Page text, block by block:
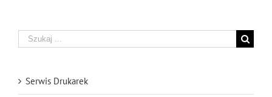
Szukaj
Serwis Drukarek